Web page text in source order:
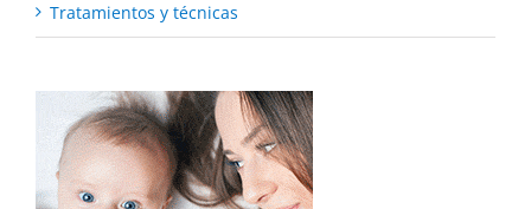
Tratamientos y técnicas